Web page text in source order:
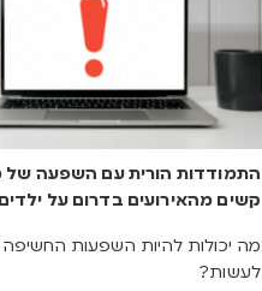
התמודדות הורית עם השפעה של
קשים מהאירועים בדרום על ילדים
מה יכולות להיות השפעות החשיפה
לעשות?